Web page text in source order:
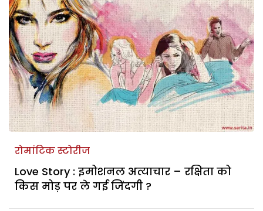
रोमांटिक स्टोरीज
Love Story : इमोशनल अत्याचार – रक्षिता को
किस मोड़ पर ले गई जिंदगी ?